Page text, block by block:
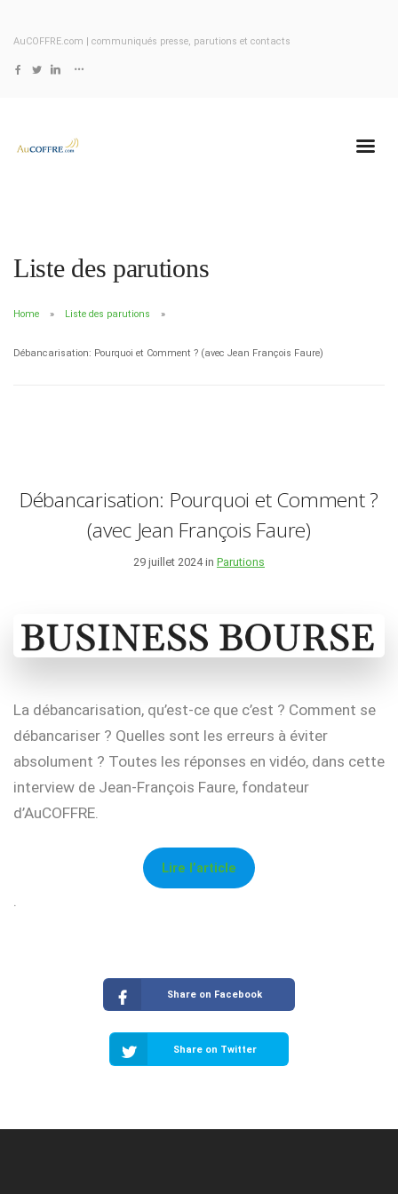
AuCOFFRE.com | communiqués presse, parutions et contacts
Liste des parutions
Home Liste des parutions
Débancarisation: Pourquoi et Comment ? (avec Jean François Faure)
Débancarisation: Pourquoi et Comment ?
(avec Jean François Faure)
29 juillet 2024 in Parutions
La débancarisation, qu’est-ce que c’est ? Comment se
débancariser ? Quelles sont les erreurs à éviter
absolument ? Toutes les réponses en vidéo, dans cette
interview de Jean-François Faure, fondateur
d’AuCOFFRE.
Lire l’article
.
Share on Facebook
Share on Twitter